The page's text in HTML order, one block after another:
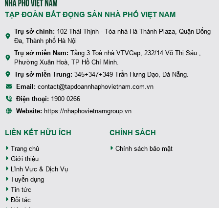
TẬP ĐOÀN BẤT ĐỘNG SẢN NHÀ PHỐ VIỆT NAM
Trụ sở chính: 102 Thái Thịnh - Tòa nhà Hà Thành Plaza, Quận Đống
Đa, Thành phố Hà Nội
Trụ sở miền Nam: Tầng 3 Toà nhà VTVCap, 232/14 Võ Thị Sáu ,
Phường Xuân Hoà, TP Hồ Chí Minh.
Trụ sở miền Trung: 345+347+349 Trần Hưng Đạo, Đà Nẵng.
Email: contact@tapdoannhaphovietnam.com.vn
Điện thoại: 1900 0266
Website: https://nhaphovietnamgroup.vn
LIÊN KẾT HỮU ÍCH
Trang chủ
Giới thiệu
Lĩnh Vực & Dịch Vụ
Tuyển dụng
Tin tức
Đối tác
CHÍNH SÁCH
Chính sách bảo mật